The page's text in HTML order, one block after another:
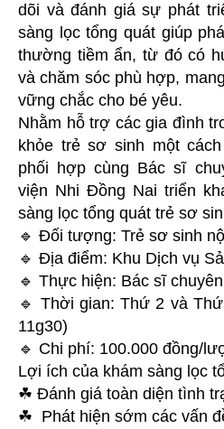
dõi và đánh giá sự phát
sàng lọc tổng quát giúp
thường tiềm ẩn, từ đó có
và chăm sóc phù hợp,
vững chắc cho bé yêu.
Nhằm hỗ trợ các gia đình
khỏe trẻ sơ sinh một
phối hợp cùng Bác sĩ
viện Nhi Đồng Nai triển
sàng lọc tổng quát trẻ sơ
🔹 Đối tượng: Trẻ sơ sinh
🔹 Địa điểm: Khu Dịch vụ
🔹 Thực hiện: Bác sĩ
🔹 Thời gian: Thứ 2 và
11g30)
🔹 Chi phí: 100.000 đồng/
Lợi ích của khám sàng lọc
☘ Đánh giá toàn diện tình
☘ Phát hiện sớm các vấn